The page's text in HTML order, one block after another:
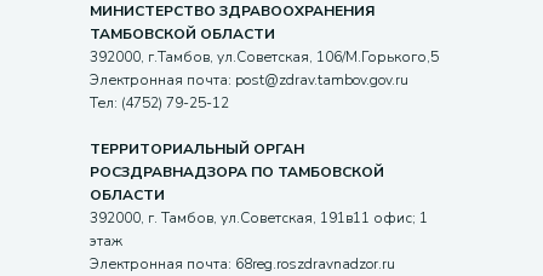
МИНИСТЕРСТВО ЗДРАВООХРАНЕНИЯ
ТАМБОВСКОЙ ОБЛАСТИ
392000, г.Тамбов, ул.Советская, 106/М.Горького,5
Электронная почта: post@zdrav.tambov.gov.ru
Тел: (4752) 79-25-12
ТЕРРИТОРИАЛЬНЫЙ ОРГАН
РОСЗДРАВНАДЗОРА ПО ТАМБОВСКОЙ
ОБЛАСТИ
392000, г. Тамбов, ул.Советская, 191в11 офис; 1
этаж
Электронная почта: 68reg.roszdravnadzor.ru